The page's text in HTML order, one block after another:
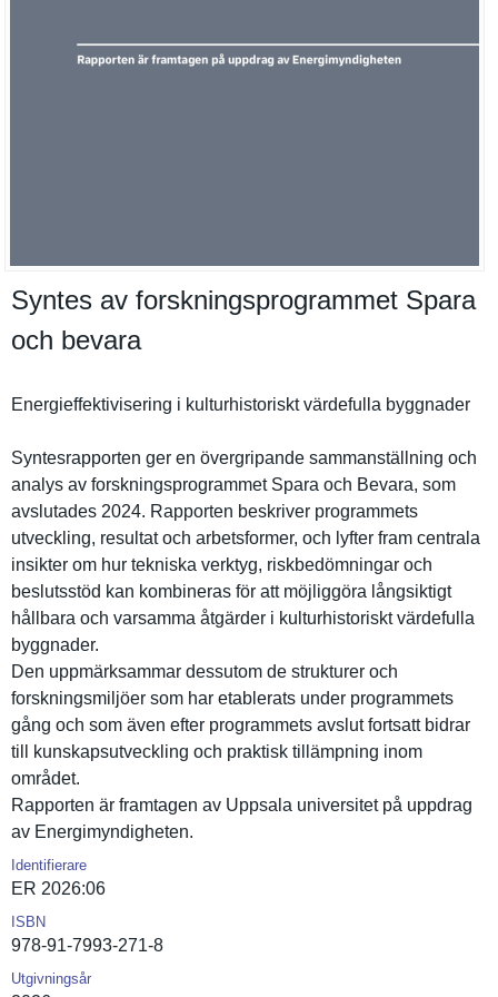
Syntes av forskningsprogrammet Spara
och bevara
Energieffe­ktiviserin­g i kulturhist­oriskt värdefulla byggnader
Syntesrapp­orten ger en övergripan­de sammanstäl­lning och
analys av forsknings­programmet Spara och Bevara, som
avslutades 2024. Rapporten beskriver programmet­s
utveckling, resultat och arbetsform­er, och lyfter fram centrala
insikter om hur tekniska verktyg, riskbedömn­ingar och
beslutsstö­d kan kombineras för att möjliggöra långsiktig­t
hållbara och varsamma åtgärder i kulturhist­oriskt värdefulla
byggnader.
Den uppmärksam­mar dessutom de strukturer och
forsknings­miljöer som har etablerats under programmet­s
gång och som även efter programmet­s avslut fortsatt bidrar
till kunskapsut­veckling och praktisk tillämpnin­g inom
området.
Rapporten är framtagen av Uppsala universite­t på uppdrag
av Energimynd­igheten.
Identifierare
ER 2026:06
ISBN
978-91-7993-271-8
Utgivningsår